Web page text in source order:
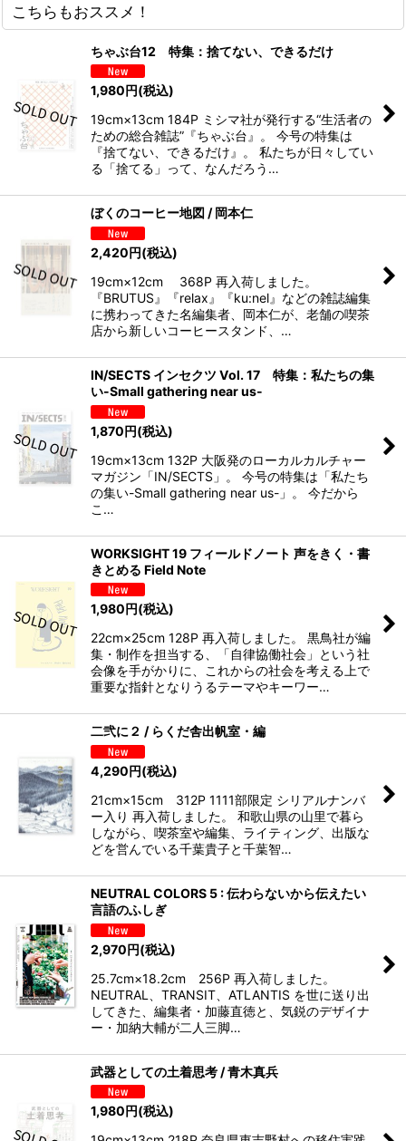
こちらもおススメ！
ちゃぶ台12 特集：捨てない、できるだけ
1,980円(税込)
19cm×13cm 184P ミシマ社が発行する“生活者の
ための総合雑誌”『ちゃぶ台』。 今号の特集は
『捨てない、できるだけ』。 私たちが日々してい
る「捨てる」って、なんだろう…
ぼくのコーヒー地図 / 岡本仁
2,420円(税込)
19cm×12cm 368P 再入荷しました。
『BRUTUS』『relax』『ku:nel』などの雑誌編集
に携わってきた名編集者、岡本仁が、老舗の喫茶
店から新しいコーヒースタンド、…
IN/SECTS インセクツ Vol. 17 特集：私たちの集
い-Small gathering near us-
1,870円(税込)
19cm×13cm 132P 大阪発のローカルカルチャー
マガジン「IN/SECTS」。 今号の特集は「私たち
の集い-Small gathering near us-」。 今だから
こ…
WORKSIGHT 19 フィールドノート 声をきく・書
きとめる Field Note
1,980円(税込)
22cm×25cm 128P 再入荷しました。 黒鳥社が編
集・制作を担当する、「自律協働社会」という社
会像を手がかりに、これからの社会を考える上で
重要な指針となりうるテーマやキーワー…
二弐に２ / らくだ舎出帆室・編
4,290円(税込)
21cm×15cm 312P 1111部限定 シリアルナンバ
ー入り 再入荷しました。 和歌山県の山里で暮ら
しながら、喫茶室や編集、ライティング、出版な
どを営んでいる千葉貴子と千葉智…
NEUTRAL COLORS 5 : 伝わらないから伝えたい
言語のふしぎ
2,970円(税込)
25.7cm×18.2cm 256P 再入荷しました。
NEUTRAL、TRANSIT、ATLANTIS を世に送り出
してきた、編集者・加藤直徳と、気鋭のデザイナ
ー・加納大輔が二人三脚…
武器としての土着思考 / 青木真兵
1,980円(税込)